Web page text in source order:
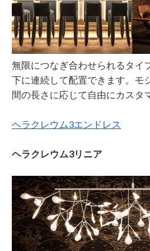
無限につなぎ合わせられるタイ
下に連続して配置できます。モ
間の長さに応じて自由にカスタ
ヘラクレウム3エンドレス
ヘラクレウム3リニア